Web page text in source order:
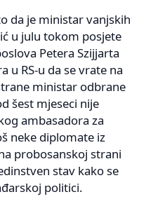
da je ministar vanjskih
u julu tokom posjete
Petera Szijjarta
u RS-u da se vrate na
ministar odbrane
šest mjeseci nije
ambasadora za
neke diplomate iz
probosanskoj strani
stav kako se
politici.